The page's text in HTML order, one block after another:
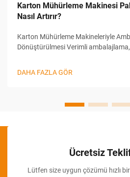
Karton Mühürleme Makinesi
Nasıl Artırır?
Karton Mühürleme Makineleriyle
Dönüştürülmesi Verimli ambalajlama,
karton mühürleme makinesi, modern
DAHA FAZLA GÖR
Ücretsiz
Lütfen size uygun çözümü hızlı